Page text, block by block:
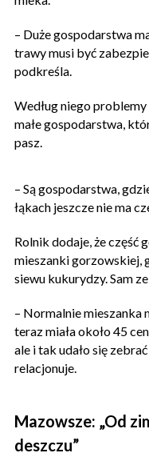
– Duże gospodarstwa
trawy musi być
podkreśla.
Według niego
małe gospodarstwa,
pasz.
– Są gospodarstwa,
łąkach jeszcze nie ma
Rolnik dodaje, że część
mieszanki gorzowskiej,
siewu kukurydzy. Sam
– Normalnie mieszanka
teraz miała około 45
ale i tak udało się
relacjonuje.
Mazowsze: „Od
deszczu”